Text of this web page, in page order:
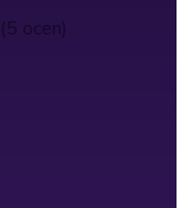
(5 ocen)